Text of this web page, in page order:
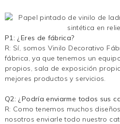
P1: ¿Eres de fábrica?
R: Sí, somos Vinilo Decorativo
fábrica, ya que tenemos un
propios, sala de exposición
mejores productos y servicios.
Q2: ¿Podría enviarme todos sus
R: Como tenemos muchos
nosotros enviarle todo nuestro